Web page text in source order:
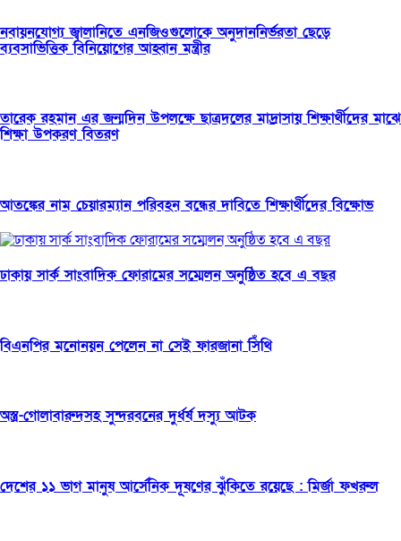
নবায়নযোগ্য জ্বালানিতে এনজিওগুলোকে অনুদাননির্ভরতা ছেড়ে
ব্যবসাভিত্তিক বিনিয়োগের আহ্বান মন্ত্রীর
তারেক রহমান এর জন্মদিন উপলক্ষে ছাত্রদলের মাদ্রাসায় শিক্ষার্থীদের মাঝে
শিক্ষা উপকরণ বিতরণ
আতঙ্কের নাম চেয়ারম্যান পরিবহন বন্ধের দাবিতে শিক্ষার্থীদের বিক্ষোভ
ঢাকায় সার্ক সাংবাদিক ফোরামের সম্মেলন অনুষ্ঠিত হবে এ বছর
বিএনপির মনোনয়ন পেলেন না সেই ফারজানা সিঁথি
অস্ত্র-গোলাবারুদসহ সুন্দরবনের দুর্ধর্ষ দস্যু আটক
দেশের ১১ ভাগ মানুষ আর্সেনিক দূষণের ঝুঁকিতে রয়েছে : মির্জা ফখরুল